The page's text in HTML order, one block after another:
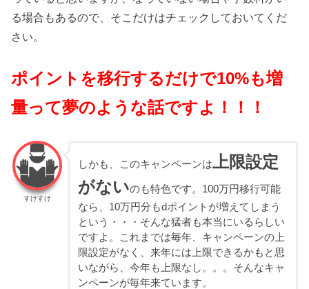
る場合もあるので、そこだけはチェックしておいてくだ
さい。
ポイントを移行するだけで10%も増
量って夢のような話ですよ！！！
すけすけ
しかも、このキャンペーンは上限設定
がないのも特色です。100万円移行可能
なら、10万円分もdポイントが増えてしまう
という・・・そんな猛者も本当にいるらしい
ですよ。これまでは毎年、キャンペーンの上
限設定がなく、来年には上限できるかもと思
いながら、今年も上限なし。。。そんなキャ
ンペーンが毎年来ています。